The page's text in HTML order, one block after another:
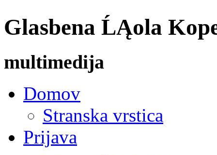
Glasbena ĹĄola
multimedija
Domov
Stranska vrstica
Prijava